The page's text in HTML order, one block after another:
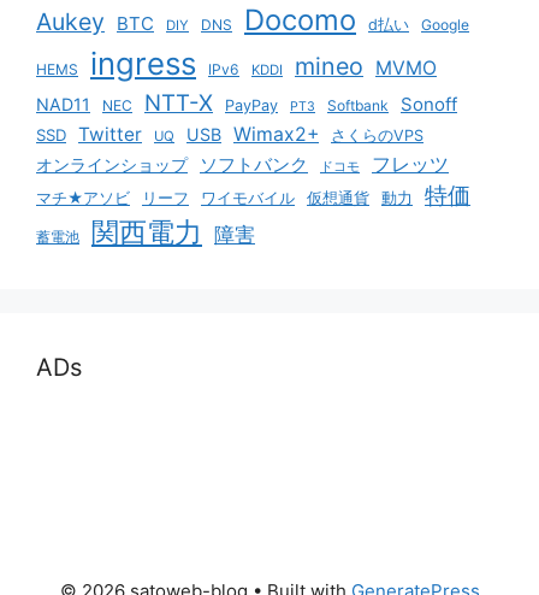
Aukey BTC DIY DNS Docomo d払い Google
HEMS ingress IPv6 KDDI mineo MVMO
NAD11 NEC NTT-X PayPay PT3 Softbank Sonoff
SSD Twitter UQ USB Wimax2+ さくらのVPS
オンラインショップ ソフトバンク ドコモ フレッツ
マチ★アソビ リーフ ワイモバイル 仮想通貨 動力 特価
蓄電池 関西電力 障害
ADs